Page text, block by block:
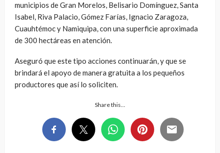
municipios de Gran Morelos, Belisario Domínguez, Santa
Isabel, Riva Palacio, Gómez Farías, Ignacio Zaragoza,
Cuauhtémoc y Namiquipa, con una superficie aproximada
de 300 hectáreas en atención.
Aseguró que este tipo acciones continuarán, y que se
brindará el apoyo de manera gratuita a los pequeños
productores que así lo soliciten.
Share this…